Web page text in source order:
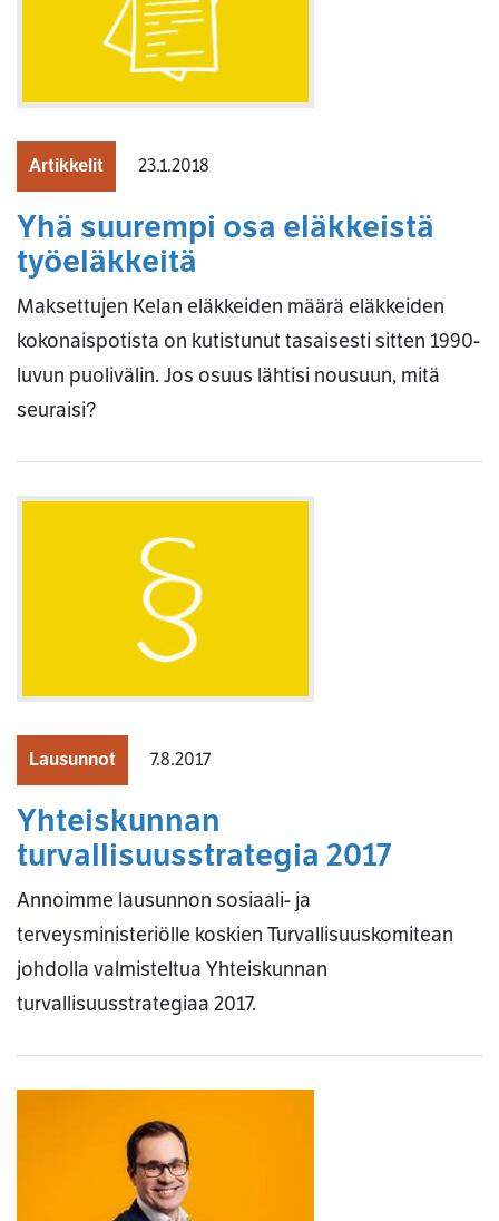
Artikkelit 23.1.2018
Yhä suurempi osa eläkkeistä
työeläkkeitä
Maksettujen Kelan eläkkeiden määrä eläkkeiden
kokonaispotista on kutistunut tasaisesti sitten 1990-
luvun puolivälin. Jos osuus lähtisi nousuun, mitä
seuraisi?
Lausunnot 7.8.2017
Yhteiskunnan
turvallisuusstrategia 2017
Annoimme lausunnon sosiaali- ja
terveysministeriölle koskien Turvallisuuskomitean
johdolla valmisteltua Yhteiskunnan
turvallisuusstrategiaa 2017.